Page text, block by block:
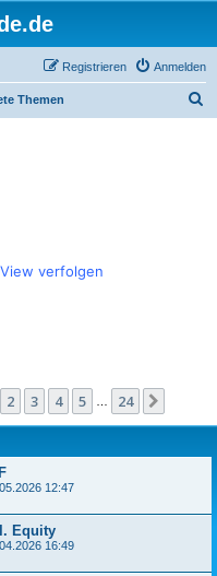
Anmelden
Registrieren
Themen
verfolgen
1von 24
2 3 4 5 24
12:47
Equity
16:49